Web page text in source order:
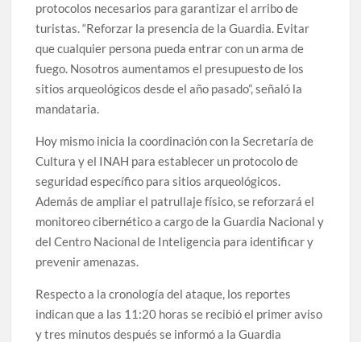
protocolos necesarios para garantizar el arribo de
turistas. “Reforzar la presencia de la Guardia. Evitar
que cualquier persona pueda entrar con un arma de
fuego. Nosotros aumentamos el presupuesto de los
sitios arqueológicos desde el año pasado”, señaló la
mandataria.
Hoy mismo inicia la coordinación con la Secretaría de
Cultura y el INAH para establecer un protocolo de
seguridad específico para sitios arqueológicos.
Además de ampliar el patrullaje físico, se reforzará el
monitoreo cibernético a cargo de la Guardia Nacional y
del Centro Nacional de Inteligencia para identificar y
prevenir amenazas.
Respecto a la cronología del ataque, los reportes
indican que a las 11:20 horas se recibió el primer aviso
y tres minutos después se informó a la Guardia